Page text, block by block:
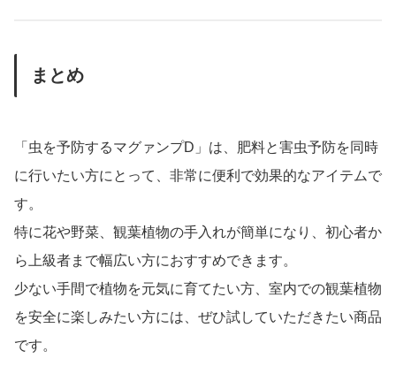
まとめ
「虫を予防するマグァンプD」は、肥料と害虫予防を同時
に行いたい方にとって、非常に便利で効果的なアイテムで
す。
特に花や野菜、観葉植物の手入れが簡単になり、初心者か
ら上級者まで幅広い方におすすめできます。
少ない手間で植物を元気に育てたい方、室内での観葉植物
を安全に楽しみたい方には、ぜひ試していただきたい商品
です。